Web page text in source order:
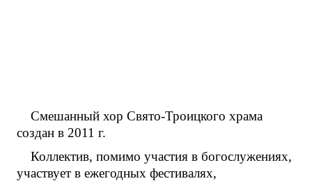
Смешанный хор Свято-Троицкого храма
создан в 2011 г.
Коллектив, помимо участия в богослужениях,
участвует в ежегодных фестивалях,